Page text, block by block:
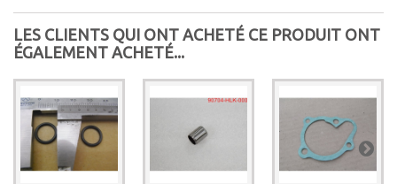
LES CLIENTS QUI ONT ACHETÉ CE PRODUIT ONT
ÉGALEMENT ACHETÉ...